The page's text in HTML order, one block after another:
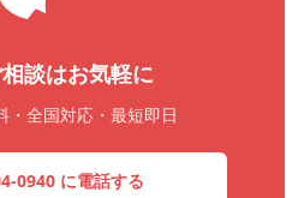
談はお気軽に
・全国対応・最短即日
0940 に電話する